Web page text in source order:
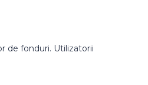
de fonduri. Utilizatorii